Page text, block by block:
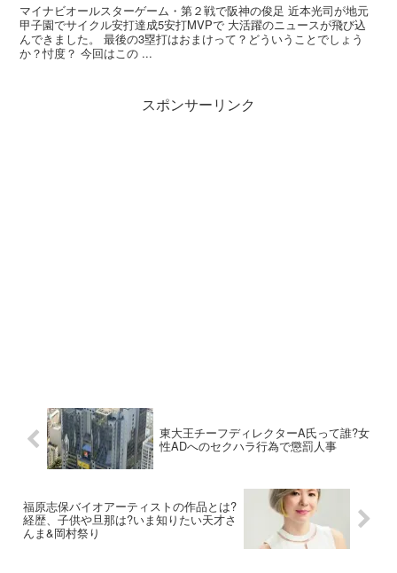
マイナビオールスターゲーム・第２戦で阪神の俊足 近本光司が地元
甲子園でサイクル安打達成5安打MVPで 大活躍のニュースが飛び込
んできました。 最後の3塁打はおまけって？どういうことでしょう
か？忖度？ 今回はこの ...
スポンサーリンク
東大王チーフディレクターA氏って誰?女
性ADへのセクハラ行為で懲罰人事
福原志保バイオアーティストの作品とは?
経歴、子供や旦那は?いま知りたい天才さ
んま&岡村祭り